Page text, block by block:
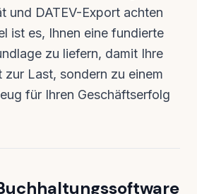
und DATEV-Export achten
ist es, Ihnen eine fundierte
zu liefern, damit Ihre
zur Last, sondern zu einem
für Ihren Geschäftserfolg